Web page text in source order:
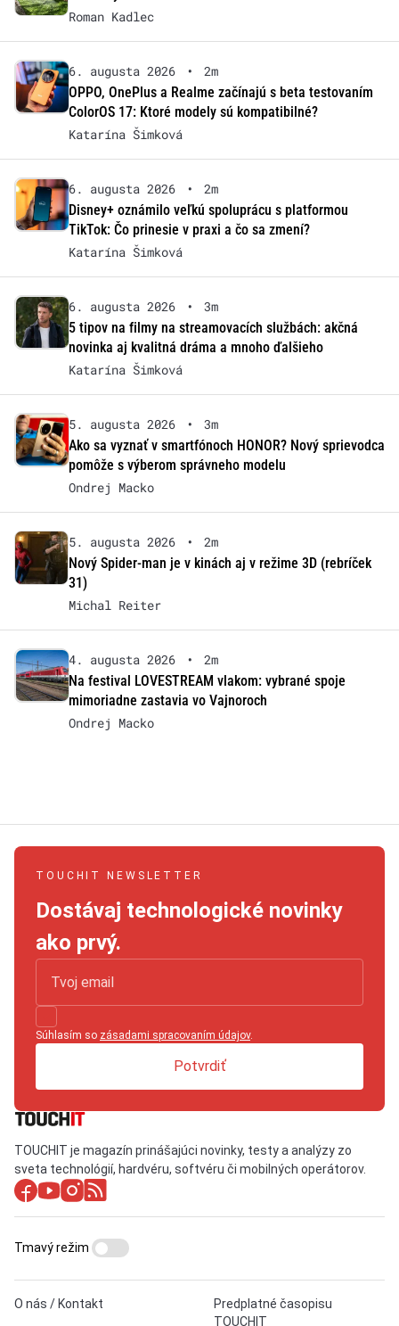
Roman Kadlec
6. augusta 2026 •
2m
OPPO, OnePlus a Realme začínajú s beta testovaním
ColorOS 17: Ktoré modely sú kompatibilné?
Katarína Šimková
6. augusta 2026 •
2m
Disney+ oznámilo veľkú spoluprácu s platformou
TikTok: Čo prinesie v praxi a čo sa zmení?
Katarína Šimková
6. augusta 2026 •
3m
5 tipov na filmy na streamovacích službách: akčná
novinka aj kvalitná dráma a mnoho ďalšieho
Katarína Šimková
5. augusta 2026 •
3m
Ako sa vyznať v smartfónoch HONOR? Nový sprievodca
pomôže s výberom správneho modelu
Ondrej Macko
5. augusta 2026 •
2m
Nový Spider-man je v kinách aj v režime 3D (rebríček
31)
Michal Reiter
4. augusta 2026 •
2m
Na festival LOVESTREAM vlakom: vybrané spoje
mimoriadne zastavia vo Vajnoroch
Ondrej Macko
TOUCHIT NEWSLETTER
Dostávaj technologické novinky
ako prvý.
Súhlasím so zásadami spracovaním údajov.
Potvrdiť
TOUCHIT je magazín prinášajúci novinky, testy a analýzy zo
sveta technológií, hardvéru, softvéru či mobilných operátorov.
O nás / Kontakt
Predplatné časopisu
TOUCHIT
Tmavý režim